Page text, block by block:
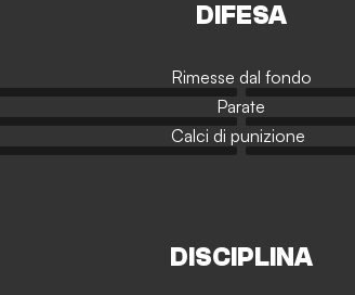
DIFESA
Rimesse dal fondo
Parate
Calci di punizione
DISCIPLINA